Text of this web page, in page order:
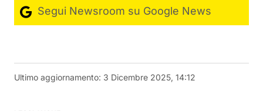
Segui Newsroom su Google News
Ultimo aggiornamento: 3 Dicembre 2025, 14:12